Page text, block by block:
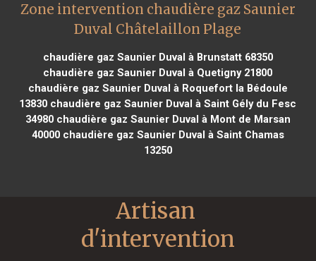
Zone intervention chaudière gaz Saunier
Duval Châtelaillon Plage
chaudière gaz Saunier Duval à Brunstatt 68350
chaudière gaz Saunier Duval à Quetigny 21800
chaudière gaz Saunier Duval à Roquefort la Bédoule
13830 chaudière gaz Saunier Duval à Saint Gély du Fesc
34980chaudière gaz Saunier Duval à Mont de Marsan
40000chaudière gaz Saunier Duval à Saint Chamas
13250
Artisan
d'intervention